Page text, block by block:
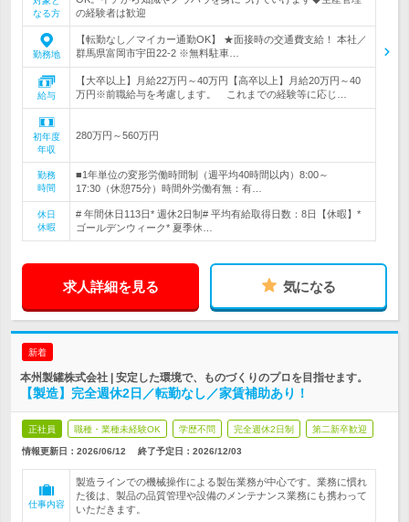
なる方
の経験者は歓迎
勤務地
【転勤なし／マイカー通勤OK】 ★面接時の交通費支給！ 本社／
群馬県富岡市宇田22-2 ※無料駐車…
給与
【大卒以上】月給22万円～40万円【高卒以上】月給20万円～40
万円※前職給与を考慮します。 これまでの経験等に応じ…
初年度
年収
280万円～560万円
勤務
時間
■1年単位の変形労働時間制（週平均40時間以内）8:00～
17:30（休憩75分）時間外労働有無：有…
休日
休暇
# 年間休日113日* 週休2日制# 平均有給取得日数：8日【休暇】*
ゴールデンウィーク* 夏季休…
求人詳細を見る 気になる
新着
本州製罐株式会社 | 安定した環境で、ものづくりのプロを目指せます。
【製造】完全週休2日／転勤なし／家賃補助あり！
正社員 職種・業種未経験OK 学歴不問 完全週休2日制 第二新卒歓迎
情報更新日：2026/06/12 終了予定日： 2026/12/03
仕事内容
製造ラインでの機械操作による製缶業務が中心です。業務に慣れ
た後は、製品の品質管理や設備のメンテナンス業務にも携わって
いただきます。